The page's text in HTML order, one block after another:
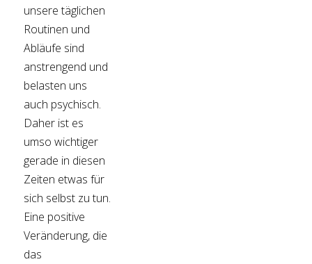
unsere täglichen
Routinen und
Abläufe sind
anstrengend und
belasten uns
auch psychisch.
Daher ist es
umso wichtiger
gerade in diesen
Zeiten etwas für
sich selbst zu tun.
Eine positive
Veränderung, die
das